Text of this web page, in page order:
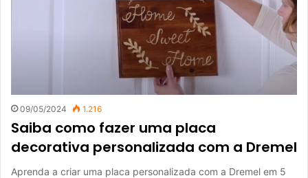
09/05/2024 1.216
Saiba como fazer uma placa
decorativa personalizada com a Dremel
Aprenda a criar uma placa personalizada com a Dremel em 5